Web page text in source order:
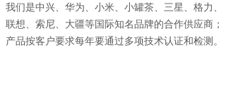
我们是中兴、华为、小米、小罐茶、三星、格力、
联想、索尼、大疆等国际知名品牌的合作供应商；
产品按客户要求每年要通过多项技术认证和检测。